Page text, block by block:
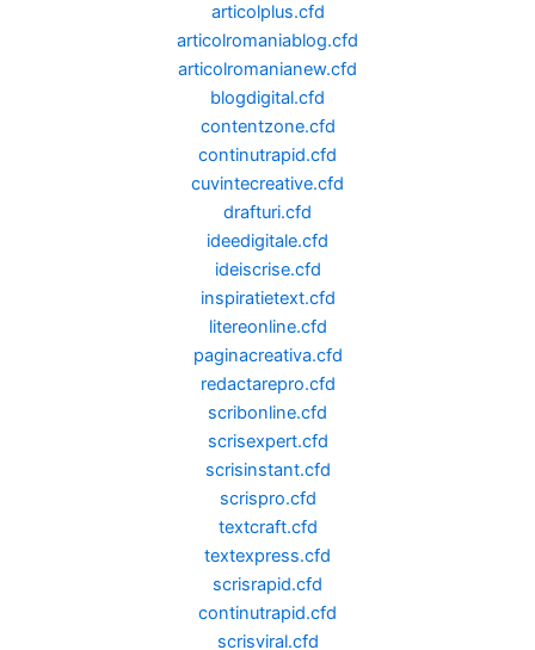
articolplus.cfd
articolromaniablog.cfd
articolromanianew.cfd
blogdigital.cfd
contentzone.cfd
continutrapid.cfd
cuvintecreative.cfd
drafturi.cfd
ideedigitale.cfd
ideiscrise.cfd
inspiratietext.cfd
litereonline.cfd
paginacreativa.cfd
redactarepro.cfd
scribonline.cfd
scrisexpert.cfd
scrisinstant.cfd
scrispro.cfd
textcraft.cfd
textexpress.cfd
scrisrapid.cfd
continutrapid.cfd
scrisviral.cfd